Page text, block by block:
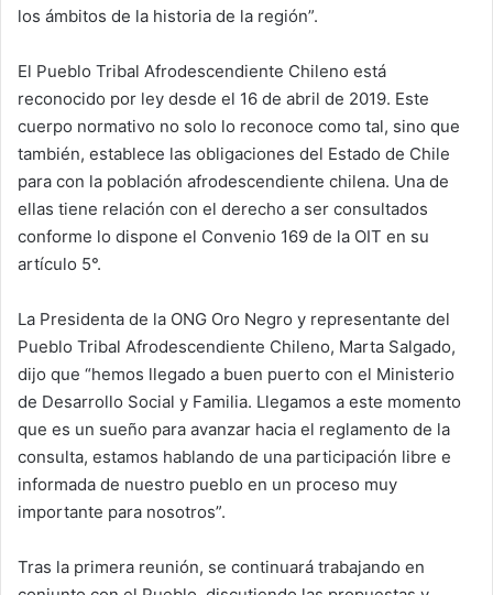
los ámbitos de la historia de la región”.
El Pueblo Tribal Afrodescendiente Chileno está
reconocido por ley desde el 16 de abril de 2019. Este
cuerpo normativo no solo lo reconoce como tal, sino que
también, establece las obligaciones del Estado de Chile
para con la población afrodescendiente chilena. Una de
ellas tiene relación con el derecho a ser consultados
conforme lo dispone el Convenio 169 de la OIT en su
artículo 5°.
La Presidenta de la ONG Oro Negro y representante del
Pueblo Tribal Afrodescendiente Chileno, Marta Salgado,
dijo que “hemos llegado a buen puerto con el Ministerio
de Desarrollo Social y Familia. Llegamos a este momento
que es un sueño para avanzar hacia el reglamento de la
consulta, estamos hablando de una participación libre e
informada de nuestro pueblo en un proceso muy
importante para nosotros”.
Tras la primera reunión, se continuará trabajando en